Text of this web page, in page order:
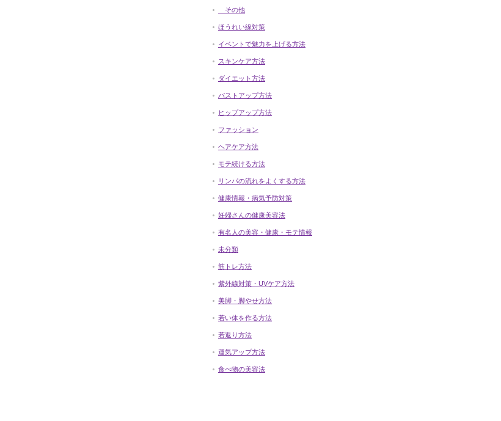
その他
ほうれい線対策
イベントで魅力を上げる方法
スキンケア方法
ダイエット方法
バストアップ方法
ヒップアップ方法
ファッション
ヘアケア方法
モテ続ける方法
リンパの流れをよくする方法
健康情報・病気予防対策
妊婦さんの健康美容法
有名人の美容・健康・モテ情報
未分類
筋トレ方法
紫外線対策・UVケア方法
美脚・脚やせ方法
若い体を作る方法
若返り方法
運気アップ方法
食べ物の美容法